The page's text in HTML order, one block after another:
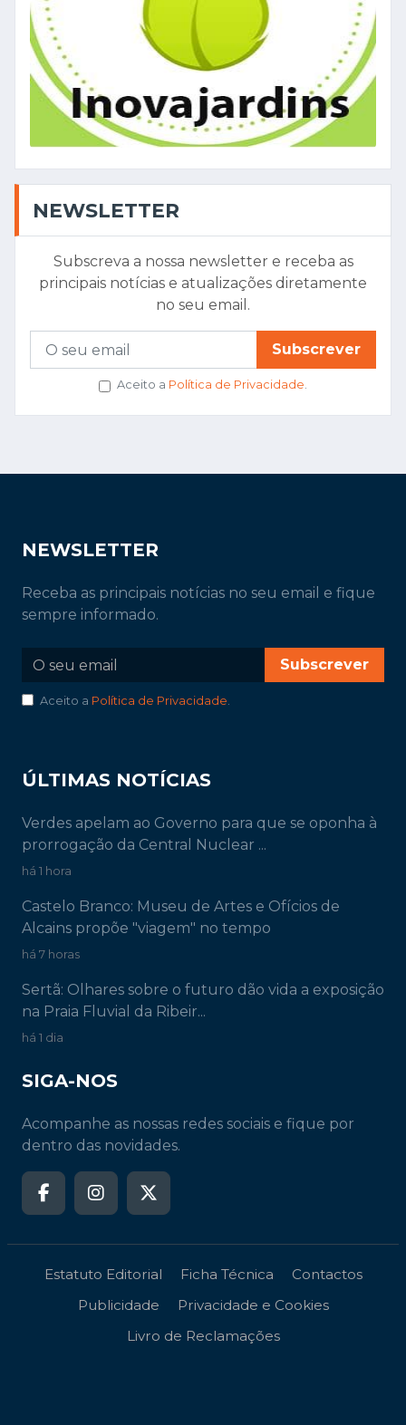
NEWSLETTER
Subscreva a nossa newsletter e receba as
principais notícias e atualizações diretamente
no seu email.
Subscrever
Aceito a Política de Privacidade.
NEWSLETTER
Receba as principais notícias no seu email e fique
sempre informado.
Subscrever
Aceito a Política de Privacidade.
ÚLTIMAS NOTÍCIAS
Verdes apelam ao Governo para que se oponha à
prorrogação da Central Nuclear ...
há 1 hora
Castelo Branco: Museu de Artes e Ofícios de
Alcains propõe "viagem" no tempo
há 7 horas
Sertã: Olhares sobre o futuro dão vida a exposição
na Praia Fluvial da Ribeir...
há 1 dia
SIGA-NOS
Acompanhe as nossas redes sociais e fique por
dentro das novidades.
Estatuto Editorial Ficha Técnica
Contactos
Publicidade
Privacidade e Cookies
Livro de Reclamações